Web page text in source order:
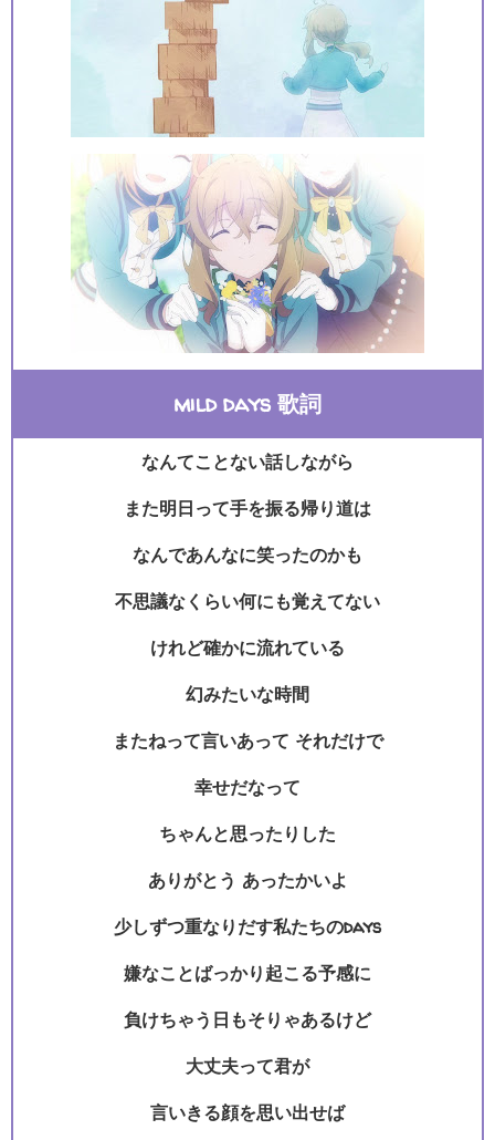
mild days 歌詞
なんてことない話しながら
また明日って手を振る帰り道は
なんであんなに笑ったのかも
不思議なくらい何にも覚えてない
けれど確かに流れている
幻みたいな時間
またねって言いあって それだけで
幸せだなって
ちゃんと思ったりした
ありがとう あったかいよ
少しずつ重なりだす私たちのdays
嫌なことばっかり起こる予感に
負けちゃう日もそりゃあるけど
大丈夫って君が
言いきる顔を思い出せば